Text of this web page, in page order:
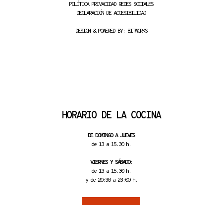
POLÍTICA PRIVACIDAD REDES SOCIALES
DECLARACIÓN DE ACCESIBILIDAD
DESIGN & POWERED BY: BITWORKS
HORARIO DE LA COCINA
DE DOMINGO A JUEVES
de 13 a 15.30 h.
VIERNES Y SÁBADO:
de 13 a 15.30 h.
y de 20:30 a 23:00 h.